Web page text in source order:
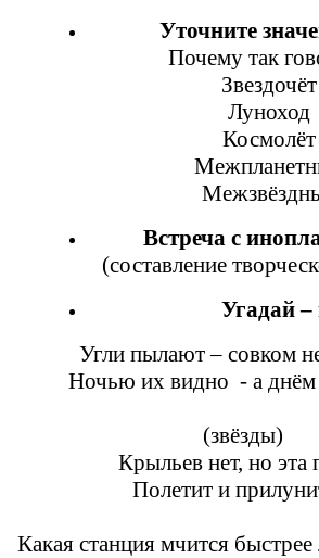
Уточните
Почему так
Звездочёт
Луноход
Космолёт
Встреча с
(составление
Угадай –
Угли пылают – совком
Ночью их видно - а днём
(звёзды)
Крыльев нет, но эта
Полетит и
Какая станция мчится